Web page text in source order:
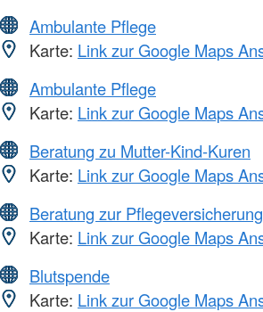
Ambulante Pflege
Karte: Link zur Google Maps
Ambulante Pflege
Karte: Link zur Google Maps
Beratung zu Mutter-Kind-Kuren
Karte: Link zur Google Maps
Beratung zur Pflegeversicherung
Karte: Link zur Google Maps
Blutspende
Karte: Link zur Google Maps